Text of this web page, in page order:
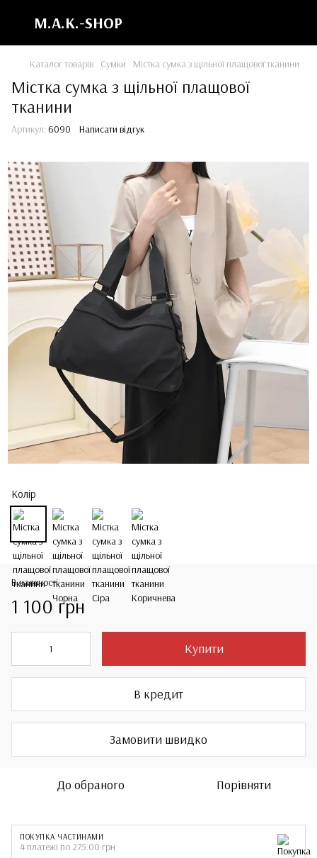
M.A.K.-SHOP
Каталог товарів Сумки Містка сумка з щільної плащової тканини
Містка сумка з щільної плащової
тканини
Артикул: 6090 Написати відгук
Колір
В наявності
1 100 грн
Купити
В кредит
Замовити швидко
До обраного Порівняти
ПОКУПКА ЧАСТИНАМИ
4 платежі по 275.00 грн